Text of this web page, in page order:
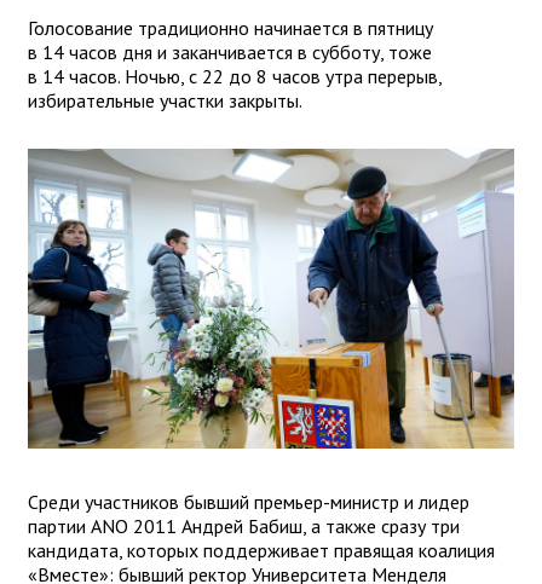
Голосование традиционно начинается в пятницу
в 14 часов дня и заканчивается в субботу, тоже
в 14 часов. Ночью, с 22 до 8 часов утра перерыв,
избирательные участки закрыты.
Среди участников бывший премьер-министр и лидер
партии ANO 2011 Андрей Бабиш, а также сразу три
кандидата, которых поддерживает правящая коалиция
«Вместе»: бывший ректор Университета Менделя